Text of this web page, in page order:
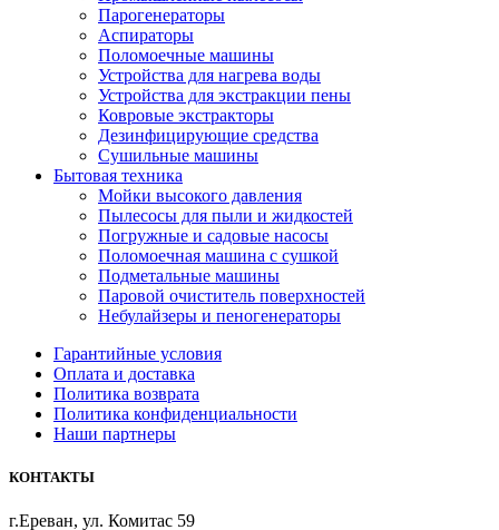
Парогенераторы
Аспираторы
Поломоечные машины
Устройства для нагрева воды
Устройства для экстракции пены
Ковровые экстракторы
Дезинфицирующие средства
Сушильные машины
Бытовая техника
Мойки высокого давления
Пылесосы для пыли и жидкостей
Погружные и садовые насосы
Поломоечная машина с сушкой
Подметальные машины
Паровой очиститель поверхностей
Небулайзеры и пеногенераторы
Гарантийные условия
Оплата и доставка
Политика возврата
Политика конфиденциальности
Наши партнеры
КОНТАКТЫ
г.Ереван, ул. Комитас 59